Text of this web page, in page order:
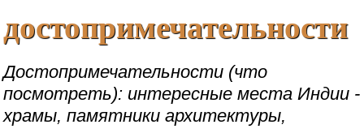
достопримечательности
Достопримечательности (что
посмотреть): интересные места Индии -
храмы, памятники архитектуры,